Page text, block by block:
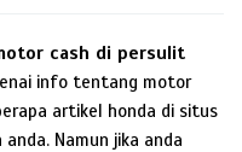
cash di persulit
info tentang motor
artikel honda di situs
Namun jika anda